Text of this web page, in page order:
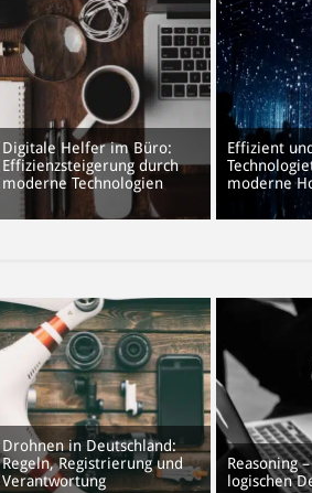
Digitale Helfer im Büro:
Effizienzsteigerung durch
moderne Technologien
Effizient
moderne
Drohnen in Deutschland:
Regeln, Registrierung und
Verantwortung
Reasoning
logischen